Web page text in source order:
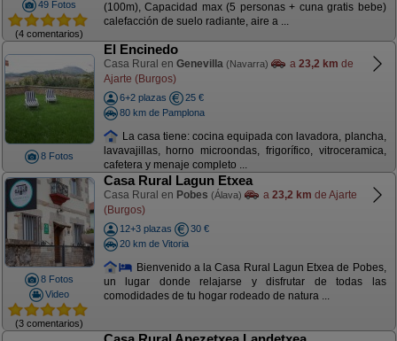
49 Fotos
(4 comentarios)
(100m), Capacidad max (5 personas + cuna gratis bebe)
calefacción de suelo radiante, aire a ...
8 Fotos
El Encinedo
Casa Rural en Genevilla (Navarra) a 23,2 km de
Ajarte (Burgos)
6+2 plazas
25 €
80 km de Pamplona
La casa tiene: cocina equipada con lavadora, plancha,
lavavajillas, horno microondas, frigorífico, vitroceramica,
cafetera y menaje completo ...
8 Fotos
Video
(3 comentarios)
Casa Rural Lagun Etxea
Casa Rural en Pobes (Álava) a 23,2 km de Ajarte
(Burgos)
12+3 plazas
30 €
20 km de Vitoria
Bienvenido a la Casa Rural Lagun Etxea de Pobes,
un lugar donde relajarse y disfrutar de todas las
comodidades de tu hogar rodeado de natura ...